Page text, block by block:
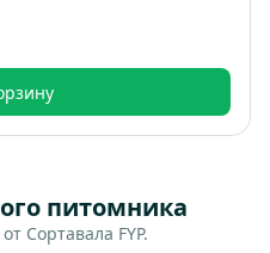
питомника
Сортавала FYP.